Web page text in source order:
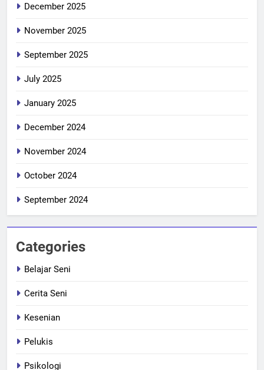
December 2025
November 2025
September 2025
July 2025
January 2025
December 2024
November 2024
October 2024
September 2024
Categories
Belajar Seni
Cerita Seni
Kesenian
Pelukis
Psikologi